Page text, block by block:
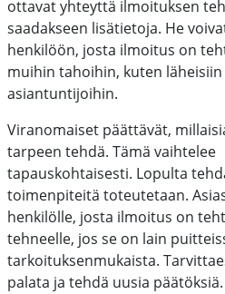
ottavat yhteyttä ilmoituksen
saadakseen lisätietoja. He
henkilöön, josta ilmoitus on
muihin tahoihin, kuten
asiantuntijoihin.
Viranomaiset päättävät,
tarpeen tehdä. Tämä vaihtelee
tapauskohtaisesti. Lopulta
toimenpiteitä toteutetaan.
henkilölle, josta ilmoitus on
tehneelle, jos se on lain
tarkoituksenmukaista.
palata ja tehdä uusia päätöksiä.